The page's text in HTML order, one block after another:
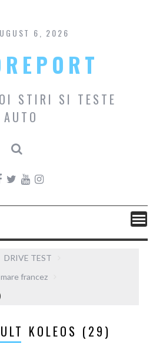
content6, 2026
STIRI SI TESTE
AUTO
DRIVE TEST
francez
KOLEOS (29)